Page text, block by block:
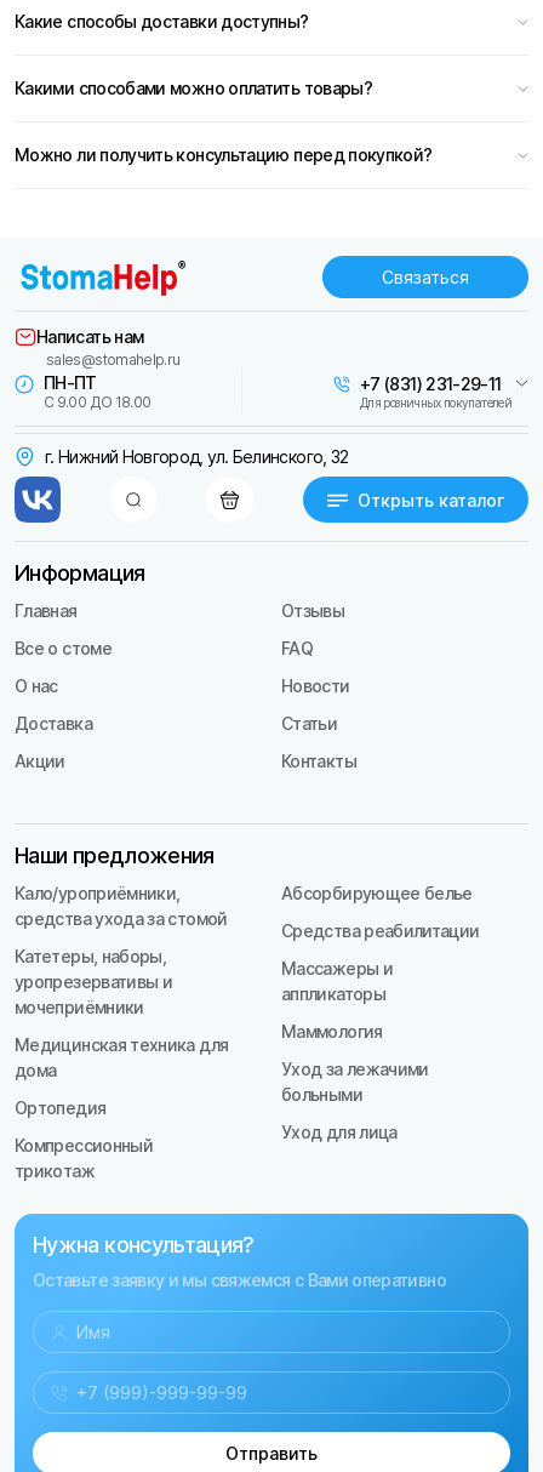
Какие способы доставки доступны?
Какими способами можно оплатить товары?
Можно ли получить консультацию перед покупкой?
Связаться
г. Нижний Новгород, ул. Белинского, 32
Открыть каталог
ПН-ПТ
С 9.00 ДО 18.00
+7 (831) 231-29-11
Для розничных покупателей
Написать нам
sales@stomahelp.ru
Информация
Главная
Все о стоме
О нас
Доставка
Акции
Отзывы
FAQ
Новости
Статьи
Контакты
Наши предложения
Кало/уроприёмники,
средства ухода за стомой
Катетеры, наборы,
уропрезервативы и
мочеприёмники
Медицинская техника для
дома
Ортопедия
Компрессионный
трикотаж
Абсорбирующее белье
Средства реабилитации
Массажеры и
аппликаторы
Маммология
Уход за лежачими
больными
Уход для лица
Нужна консультация?
Оставьте заявку и мы свяжемся с Вами оперативно
Отправить